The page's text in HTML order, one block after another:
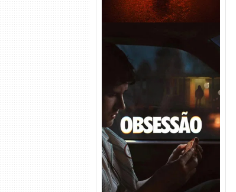
Obsessão Torrent (2026)
WEB-DL 1080p/4K Dual
Áudio